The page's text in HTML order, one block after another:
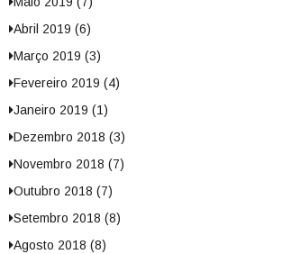
Abril 2019 (6)
Março 2019 (3)
Fevereiro 2019 (4)
Janeiro 2019 (1)
Dezembro 2018 (3)
Novembro 2018 (7)
Outubro 2018 (7)
Setembro 2018 (8)
Agosto 2018 (8)